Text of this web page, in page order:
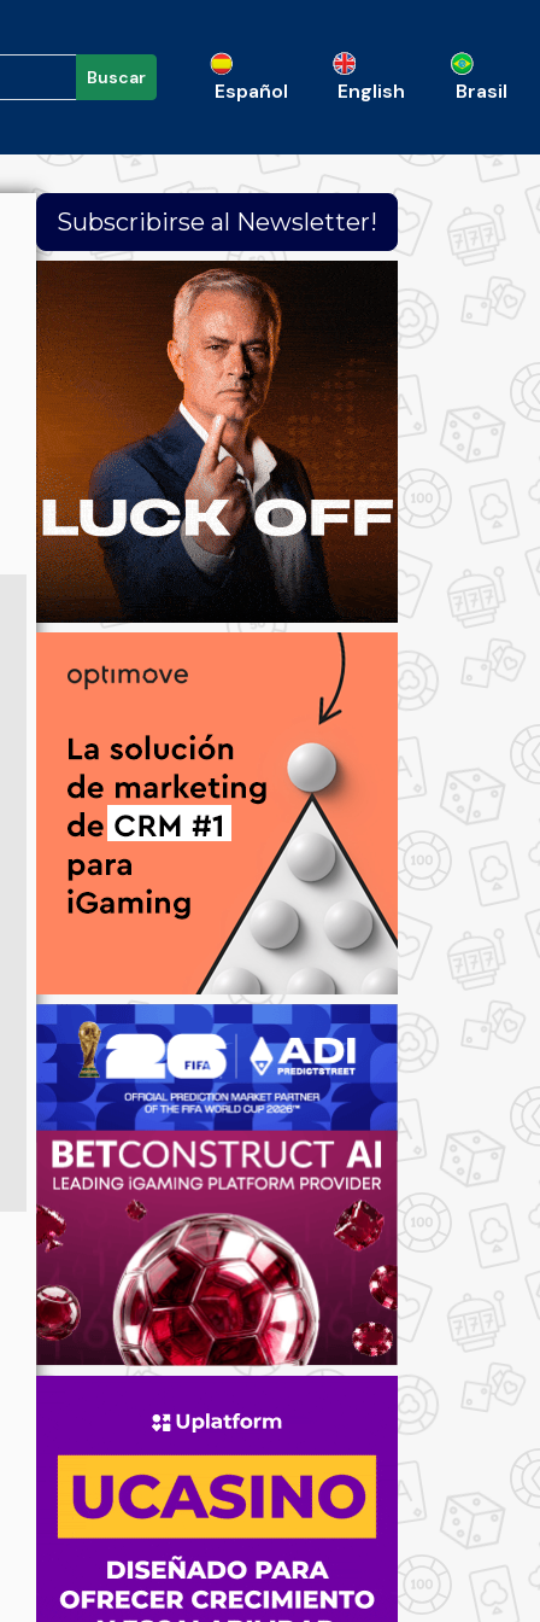
Buscar
Español English Brasil
Subscribirse al Newsletter!